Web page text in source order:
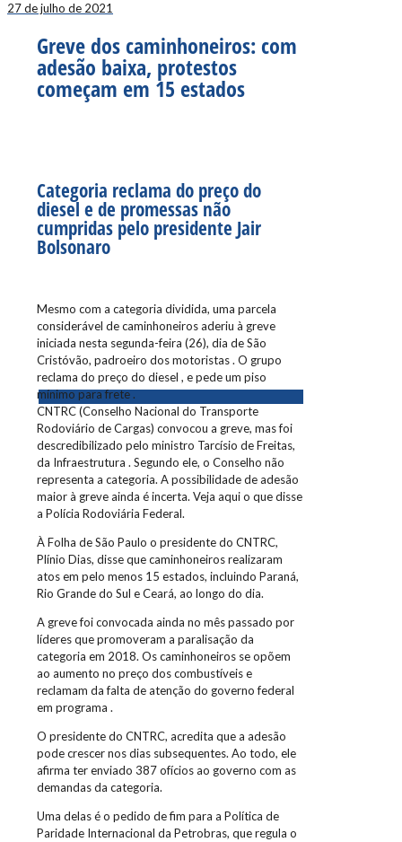
27 de julho de 2021
Greve dos caminhoneiros: com
adesão baixa, protestos
começam em 15 estados
Categoria reclama do preço do
diesel e de promessas não
cumpridas pelo presidente Jair
Bolsonaro
Mesmo com a categoria dividida, uma parcela
considerável de caminhoneiros aderiu à greve
iniciada nesta segunda-feira (26), dia de São
Cristóvão, padroeiro dos motoristas . O grupo
reclama do preço do diesel , e pede um piso
mínimo para frete .
CNTRC (Conselho Nacional do Transporte
Rodoviário de Cargas) convocou a greve, mas foi
descredibilizado pelo ministro Tarcísio de Freitas,
da Infraestrutura . Segundo ele, o Conselho não
representa a categoria. A possibilidade de adesão
maior à greve ainda é incerta. Veja aqui o que disse
a Polícia Rodoviária Federal.
À Folha de São Paulo o presidente do CNTRC,
Plínio Dias, disse que caminhoneiros realizaram
atos em pelo menos 15 estados, incluindo Paraná,
Rio Grande do Sul e Ceará, ao longo do dia.
A greve foi convocada ainda no mês passado por
líderes que promoveram a paralisação da
categoria em 2018. Os caminhoneiros se opõem
ao aumento no preço dos combustíveis e
reclamam da falta de atenção do governo federal
em programa .
O presidente do CNTRC, acredita que a adesão
pode crescer nos dias subsequentes. Ao todo, ele
afirma ter enviado 387 ofícios ao governo com as
demandas da categoria.
Uma delas é o pedido de fim para a Política de
Paridade Internacional da Petrobras, que regula o